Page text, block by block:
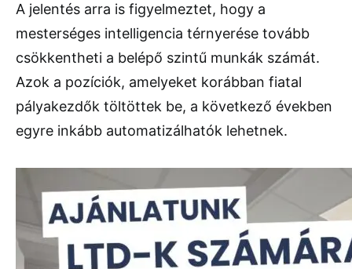
A jelentés arra is figyelmeztet, hogy a
mesterséges intelligencia térnyerése tovább
csökkentheti a belépő szintű munkák számát.
Azok a pozíciók, amelyeket korábban fiatal
pályakezdők töltöttek be, a következő években
egyre inkább automatizálhatók lehetnek.